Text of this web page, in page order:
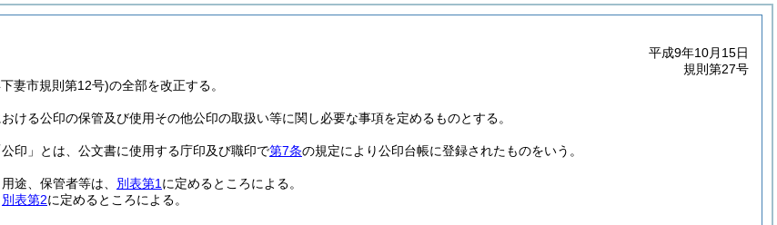
平成9年10月15日
規則第27号
妻市規則第12号)の全部を改正する。
ける公印の保管及び使用その他公印の取扱い等に関し必要な事項を定めるものとする。
印」とは、公文書に使用する庁印及び職印で第7条の規定により公印台帳に登録されたものをいう。
途、保管者等は、 別表第1 に定めるところによる。
別表第2に定めるところによる。